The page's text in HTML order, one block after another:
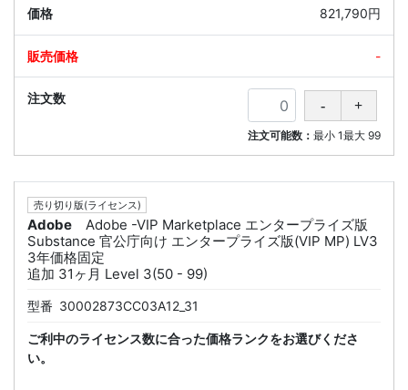
821,790円
-
注文可能数： 最小 1最大 99
売り切り版(ライセンス)
Adobe
Adobe -VIP Marketplace エンタープライズ版
Substance 官公庁向け エンタープライズ版(VIP MP) LV3
3年価格固定
追加 31ヶ月 Level 3(50 - 99)
型番 30002873CC03A12_31
ご利中のライセンス数に合った価格ランクをお選びくださ
い。